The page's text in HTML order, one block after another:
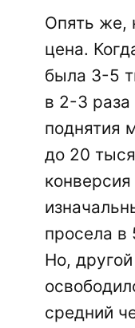
Опять же,
цена.
была 3-5
в 2-3
поднятия
до 20
просела в
Но,
средний